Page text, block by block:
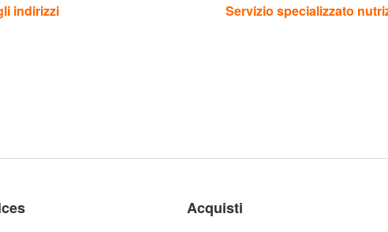
indirizzi Servizio specializzato
Acquisti